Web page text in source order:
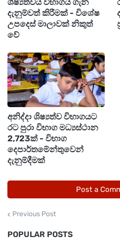
ඉදිරිපත් කර තිබූ අතර එය
පමණක් ඉදිරිපත් කර ඇත.
එහිදී එක් කාණ්ඩයක් වාණිජ
කාණ්ඩය මෝටර් රථ, වෑන්
අනෙකුත් වාහන ලෙස වෙන්
ශිෂ්‍යත්වය විභාගය ගැන
දැනුම්වත් කිරීමක් - විශේෂ
උපදෙස් මාලාවක් නිකුත්
වේ
අනිද්දා ශිෂ්‍යත්ව විභාගයට
රට පුරා විභාග මධ්‍යස්ථාන
2,723ක් - විභාග
දෙපාර්තමේන්තුවෙන්
දැනුම්දීමක්
Post a
Previous Post
POPULAR POSTS